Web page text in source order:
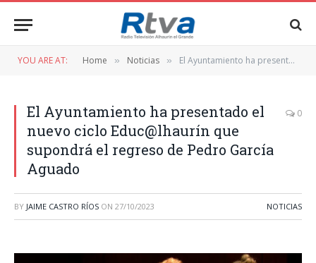
YOU ARE AT: Home » Noticias » El Ayuntamiento ha presentado el nuevo ciclo Educ@lhaurín que supondrá el regreso de Pedro García Aguado
El Ayuntamiento ha presentado el
nuevo ciclo Educ@lhaurín que
supondrá el regreso de Pedro García
Aguado
0
BY JAIME CASTRO RÍOS ON 27/10/2023 NOTICIAS